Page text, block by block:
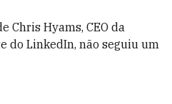
Chris Hyams, CEO da
do LinkedIn, não seguiu um